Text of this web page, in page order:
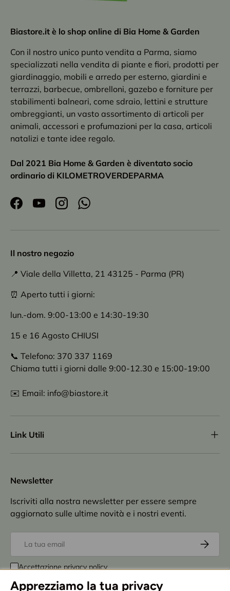
Apprezziamo la tua privacy
Biastore.it è lo shop online di Bia Home & Garden
Con il nostro unico punto vendita a Parma, siamo
specializzati nella vendita di piante e fiori, prodotti per
giardinaggio, mobili e arredo per esterno, giardini e
terrazzi, barbecue, ombrelloni, gazebo e forniture per
stabilimenti balneari, come sdraio, lettini e strutture
ombreggianti, un vasto assortimento di articoli per
animali, accessori e profumazioni per la casa, articoli
natalizi e tante idee regalo.
Dal 2021 Bia Home & Garden è diventato socio
ordinario di KILOMETROVERDEPARMA
FacebookYouTubeInstagramWhatsApp
Il nostro negozio
📍 Viale della Villetta, 21 43125 - Parma (PR)
⏰ Aperto tutti i giorni:
lun.-dom. 9:00-13:00 e 14:30-19:30
15 e 16 Agosto CHIUSI
📞 Telefono: 370 337 1169
Chiama tutti i giorni dalle 9:00-12.30 e 15:00-19:00
✉️ Email: info@biastore.it
Link Utili
Newsletter
Iscriviti alla nostra newsletter per essere sempre
aggiornato sulle ultime novità e i nostri eventi.
Iscriviti
Accettazioneprivacy policy